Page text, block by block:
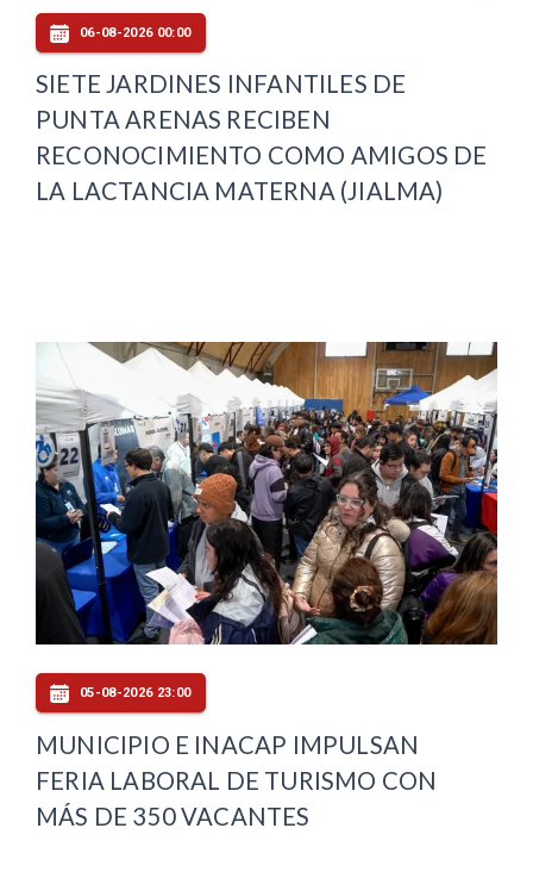
06-08-2026 00:00
SIETE JARDINES INFANTILES DE
PUNTA ARENAS RECIBEN
RECONOCIMIENTO COMO AMIGOS DE
LA LACTANCIA MATERNA (JIALMA)
05-08-2026 23:00
MUNICIPIO E INACAP IMPULSAN
FERIA LABORAL DE TURISMO CON
MÁS DE 350 VACANTES